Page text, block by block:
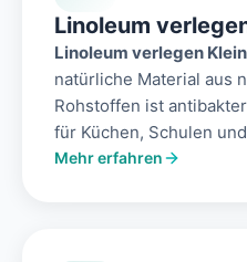
Linoleum
Linoleum verlegen
natürliche Material aus
Rohstoffen ist
für Küchen, Schulen
Mehr erfahren